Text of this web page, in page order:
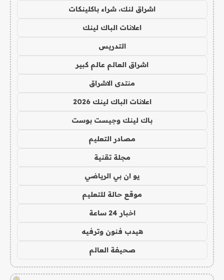
اشراق لنك، شراء باكلينكات
اعلانات الباك لينك
التدريس
اشراق العالم عالم كبير
منتدى الاشراق
اعلانات الباك لينك 2026
باك لينك وجيست بوست
مصادر التعليم
مجلة تقنية
يو ان بي الرياضي
موقع حالة للتعليم
اخبار 24 ساعة
هيدب فنون وترفيه
صحيفة العالم